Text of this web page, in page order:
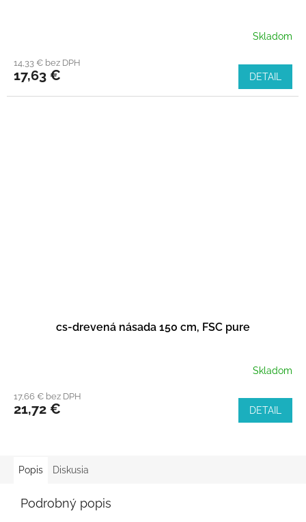
Skladom
14,33 € bez DPH
17,63 € DETAIL
cs-drevená násada 150 cm, FSC pure
Skladom
17,66 € bez DPH
21,72 € DETAIL
Popis Diskusia
Podrobný popis